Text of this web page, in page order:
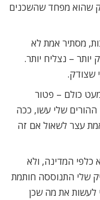
שהוא מפחד שהשכנים
מסתיר אמת לא
– נצליח יותר.
שצודק.
כולם – פטור
שלי עשו, ככה
עצר לשאול אם זה
כלפי המדינה, ולא
שלי התנוססה חותמת
לעשות את מה שכן